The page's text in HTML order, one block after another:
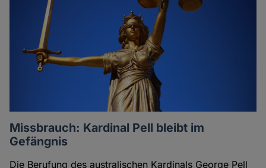
Missbrauch: Kardinal Pell bleibt im
Gefängnis
Die Berufung des australischen Kardinals George Pell